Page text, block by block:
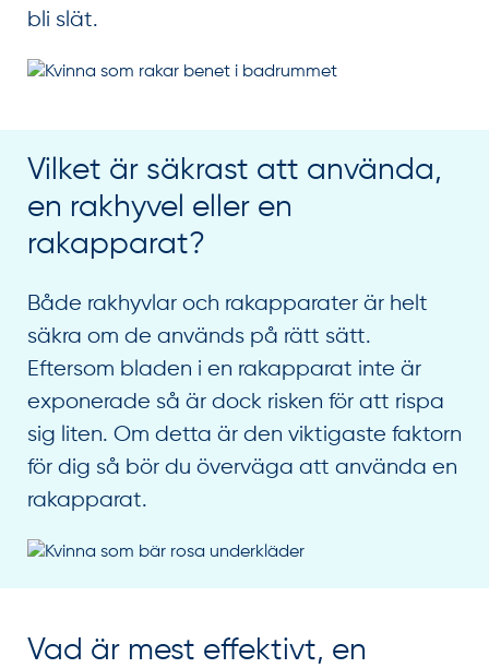
bli slät.
Vilket är säkrast att använda,
en rakhyvel eller en
rakapparat?
Både rakhyvlar och rakapparater är helt
säkra om de används på rätt sätt.
Eftersom bladen i en rakapparat inte är
exponerade så är dock risken för att rispa
sig liten. Om detta är den viktigaste faktorn
för dig så bör du överväga att använda en
rakapparat.
Vad är mest effektivt, en